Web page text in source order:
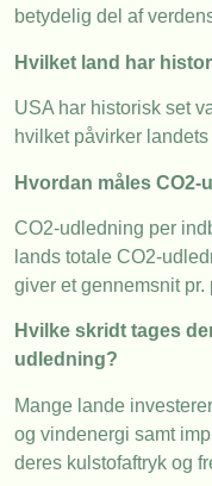
betydelig del af
Hvilket land har
USA har historisk set
hvilket påvirker
Hvordan måles
CO2-udledning per
lands totale CO2-
giver et gennemsnit pr.
Hvilke skridt tages
udledning?
Mange lande
og vindenergi samt
deres kulstofaftryk og